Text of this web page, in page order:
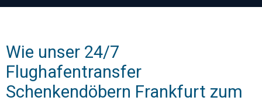
Wie unser 24/7
Flughafentransfer
Schenkendöbern Frankfurt zum